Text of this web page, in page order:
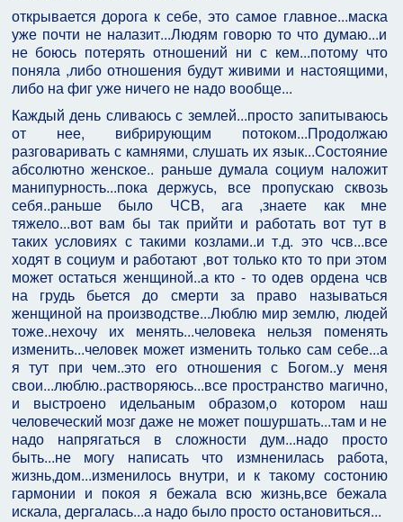
открывается дорога к себе, это самое главное...маска
уже почти не налазит...Людям говорю то что думаю...и
не боюсь потерять отношений ни с кем...потому что
поняла ,либо отношения будут живими и настоящими,
либо на фиг уже ничего не надо вообще...
Каждый день сливаюсь с землей...просто запитываюсь
от нее, вибрирующим потоком...Продолжаю
разговаривать с камнями, слушать их язык...Состояние
абсолютно женское.. раньше думала социум наложит
манипурность...пока держусь, все пропускаю сквозь
себя..раньше было ЧСВ, ага ,знаете как мне
тяжело...вот вам бы так прийти и работать вот тут в
таких условиях с такими козлами..и т.д. это чсв...все
ходят в социум и работают ,вот только кто то при этом
может остаться женщиной..а кто - то одев ордена чсв
на грудь бьется до смерти за право называться
женщиной на производстве...Люблю мир землю, людей
тоже..нехочу их менять...человека нельзя поменять
изменить...человек может изменить только сам себе...а
я тут при чем..это его отношения с Богом..у меня
свои...люблю..растворяюсь...все пространство магично,
и выстроено идельаным образом,о котором наш
человеческий мозг даже не может пошуршать...там и не
надо напрягаться в сложности дум...надо просто
быть...не могу написать что измненилась работа,
жизнь,дом...изменилось внутри, и к такому состонию
гармонии и покоя я бежала всю жизнь,все бежала
искала, дергалась...а надо было просто остановиться...